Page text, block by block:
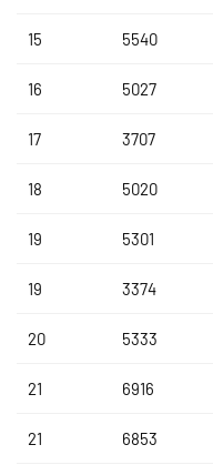
15 5540
16 5027
17 3707
18 5020
19 5301
19 3374
20 5333
21 6916
21 6853